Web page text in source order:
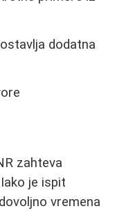
dodatna
zahteva
je ispit
vremena